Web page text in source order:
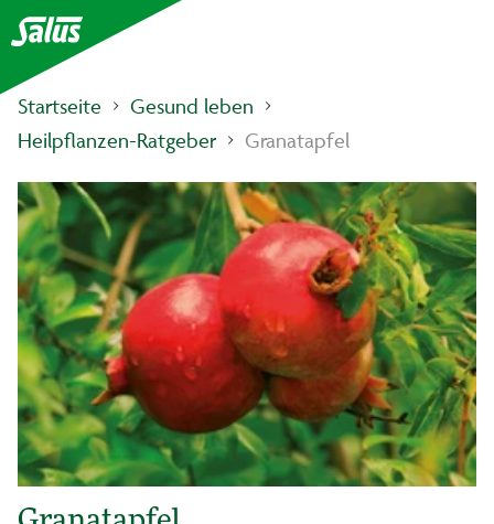
Startseite
Gesund leben
Heilpflanzen-Ratgeber
Granatapfel